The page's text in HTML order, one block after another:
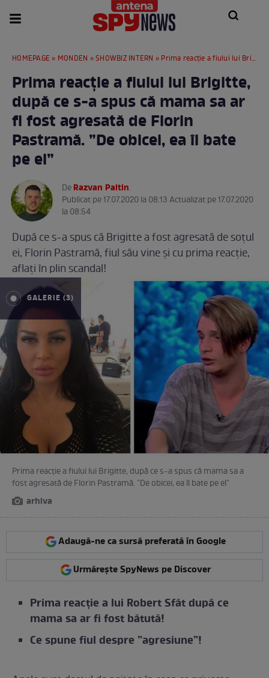
HOMEPAGE » MONDEN »SHOWBIZ INTERN » Prima reacție a fiului lui Brigitte, după ce s-a spus că mama sa ar fi fost agresată de Florin Pastramă. ”De obicei, ea îl bate pe el”
Prima reacție a fiului lui Brigitte,
după ce s-a spus că mama sa ar
fi fost agresată de Florin
Pastramă. ”De obicei, ea îl bate
pe el”
DeRazvan Paltin.
Publicat pe 17.07.2020 la 08:13 Actualizat pe 17.07.2020
la 08:54
După ce s-a spus că Brigitte a fost agresată de soțul
ei, Florin Pastramă, fiul său vine și cu prima reacție,
aflați în plin scandal!
GALERIE (3)
Prima reacție a fiului lui Brigitte, după ce s-a spus că mama sa a
fost agresată de Florin Pastramă. ”De obicei, ea îl bate pe el”
arhiva
Adaugă-ne ca sursă preferată în Google
Urmărește SpyNews pe Discover
Prima reacție a lui Robert Sfăt după ce
mama sa ar fi fost bătută!
Ce spune fiul despre ”agresiune”!